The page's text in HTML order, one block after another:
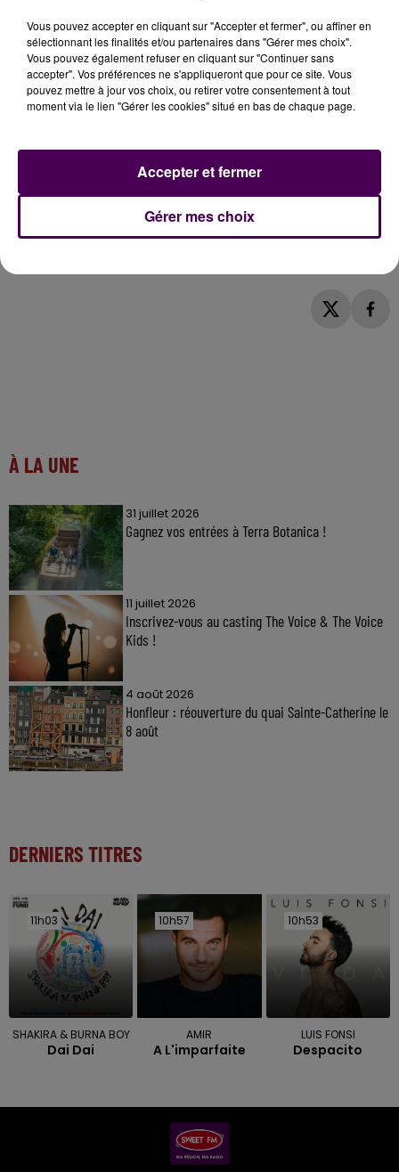
Envoyez par SMS le mot cléSWEETau7 17 17.
(0,75 euro/SMS + coût opérateur éventuel, 2 SMS par
inscription, jeu valable jusqu'au vendredi 21 novembre
2025 à 9h00)
AIDE, RÈGLEMENT ET CONDITIONS
>> Consultez la rubrique d'aide !
À LA UNE
31 juillet 2026
Gagnez vos entrées à Terra Botanica !
11 juillet 2026
Inscrivez-vous au casting The Voice & The Voice
Kids !
4 août 2026
Honfleur : réouverture du quai Sainte-Catherine le
8 août
DERNIERS TITRES
11h03
11h03
SHAKIRA & BURNA BOY
Dai Dai
10h57
10h57
AMIR
A L'imparfaite
10h53
10h53
LUIS FONSI
Despacito
Vous pouvez accepter en cliquant sur "Accepter et fermer", ou affiner en
sélectionnant les finalités et/ou partenaires dans "Gérer mes choix".
Vous pouvez également refuser en cliquant sur "Continuer sans
accepter". Vos préférences ne s'appliqueront que pour ce site. Vous
pouvez mettre à jour vos choix, ou retirer votre consentement à tout
moment via le lien "Gérer les cookies" situé en bas de chaque page.
Gérer mes choix
Accepter et fermer